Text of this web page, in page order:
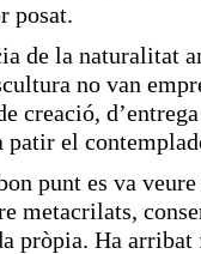
posat.
de la naturalitat
no van
creació,
el
punt es va
metacrilats,
pròpia. Ha arribat